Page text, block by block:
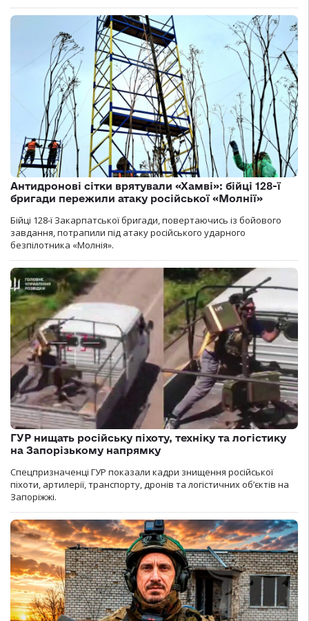
Антидронові сітки врятували «Хамві»: бійці 128-ї
бригади пережили атаку російської «Молнії»
Бійці 128-ї Закарпатської бригади, повертаючись із бойового
завдання, потрапили під атаку російського ударного
безпілотника «Молнія».
ГУР нищать російську піхоту, техніку та логістику
на Запорізькому напрямку
Спецпризначенці ГУР показали кадри знищення російської
піхоти, артилерії, транспорту, дронів та логістичних об’єктів на
Запоріжжі.